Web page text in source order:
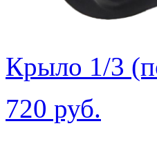
Крыло 1/3
720 руб.